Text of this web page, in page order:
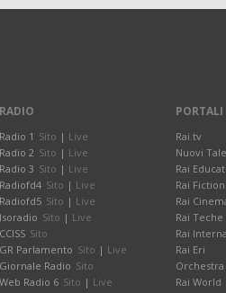
RADIO
Radio 1 Sito | Live
Radio 2 Sito | Live
Radio 3 Sito | Live
Radiofd4 Sito | Live
Radiofd5 Sito | Live
Isoradio Sito | Live
CCISS Sito
GR Parlamento Sito | Live
Giornale Radio Sito
Web Radio 6 Sito | Live
PORTALI
Rai.tv
Nuovi
Rai
Rai Fiction
Rai
Rai Teche
Rai
Rai Eri
Rai World